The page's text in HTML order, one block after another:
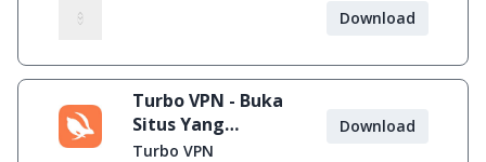
Download
Turbo VPN - Buka
Situs Yang
Diblokir
Turbo VPN
Download